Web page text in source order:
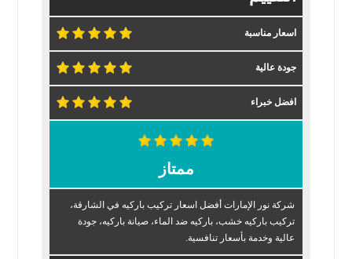
اسعار مناسبة
جودة عالية
افضل خبراء
ممتاز
شركة نور الإمارات أفضل اسعار تركيب باركيه في الشارقة،
تركيب باركيه خشب، باركيه ضد الماء، صيانة باركيه، جودة
عالية وخدمة بأسعار تنافسية.